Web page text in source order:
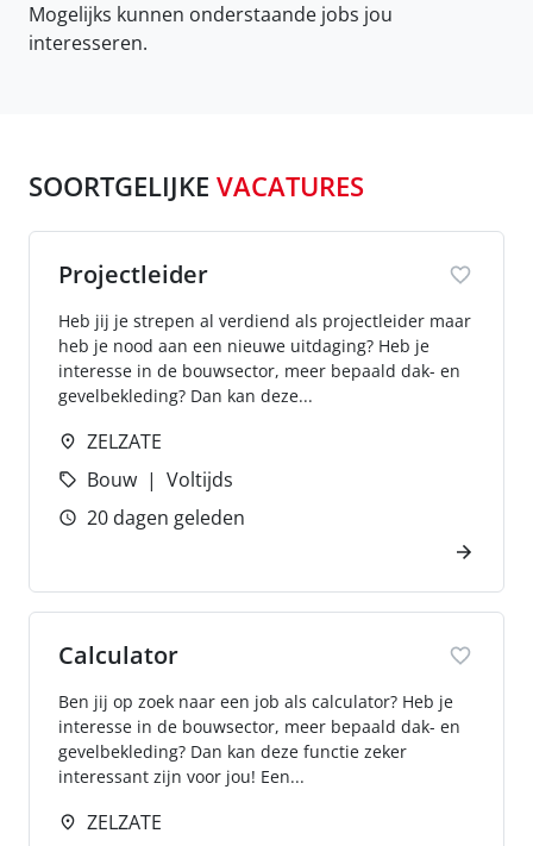
Mogelijks kunnen onderstaande jobs jou
interesseren.
SOORTGELIJKE VACATURES
Projectleider
Heb jij je strepen al verdiend als projectleider maar
heb je nood aan een nieuwe uitdaging? Heb je
interesse in de bouwsector, meer bepaald dak- en
gevelbekleding? Dan kan deze...
ZELZATE
Bouw
Voltijds
20 dagen geleden
Calculator
Ben jij op zoek naar een job als calculator? Heb je
interesse in de bouwsector, meer bepaald dak- en
gevelbekleding? Dan kan deze functie zeker
interessant zijn voor jou! Een...
ZELZATE